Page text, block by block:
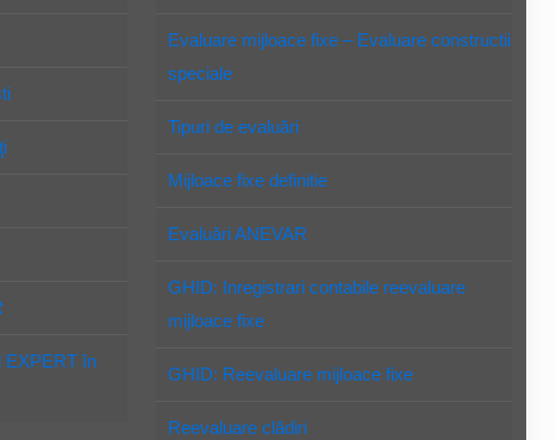
EXPERT în
Evaluare mijloace fixe – Evaluare constructii
speciale
Tipuri de evaluări
Mijloace fixe definitie
Evaluări ANEVAR
GHID: Inregistrari contabile reevaluare
mijloace fixe
GHID: Reevaluare mijloace fixe
Reevaluare clădiri